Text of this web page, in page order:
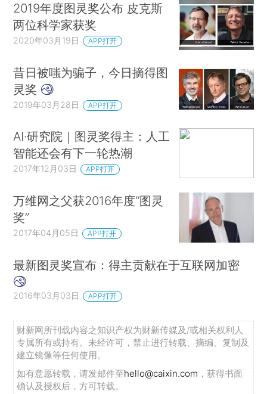
2019年度图灵奖公布 皮克斯
两位科学家获奖
2020年03月19日 APP打开
昔日被嗤为骗子，今日摘得图
灵奖
2019年03月28日 APP打开
AI·研究院｜图灵奖得主：人工
智能还会有下一轮热潮
2017年12月03日 APP打开
万维网之父获2016年度“图灵
奖”
2017年04月05日 APP打开
最新图灵奖宣布：得主贡献在于互联网加密
2016年03月03日 APP打开
财新网所刊载内容之知识产权为财新传媒及/或相关权利人
专属所有或持有。未经许可，禁止进行转载、摘编、复制及
建立镜像等任何使用。
如有意愿转载，请发邮件至hello@caixin.com ，获得书面
确认及授权后，方可转载。